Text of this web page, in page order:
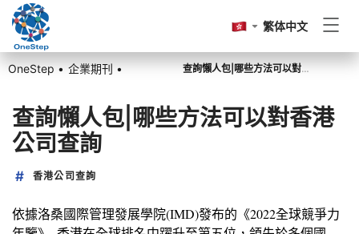
香港公司註冊
香港公司周年申報
記賬報稅
繁体中文
OneStep • 企業期刊 • 查詢懶人包|哪些方法可以對香港公司查詢
查詢懶人包|哪些方法可以對香港
公司查詢
香港公司查詢
依據洛桑國際管理發展學院(IMD)發布的《2022全球競爭力